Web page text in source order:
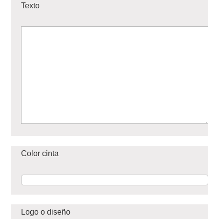
Texto
Color cinta
Logo o diseño